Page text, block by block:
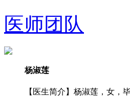
医师团队
杨淑莲
【医生简介】杨淑莲，女，